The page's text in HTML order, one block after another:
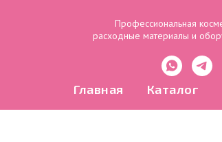
Профессиональная
расходные материалы и
Главная Каталог